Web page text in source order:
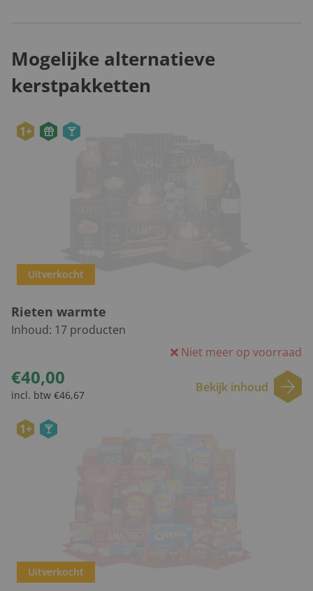
Mogelijke alternatieve
kerstpakketten
1+
Uitverkocht
Rieten warmte
Inhoud: 17 producten
Niet meer op voorraad
€40,00
incl. btw €46,67
Bekijk inhoud
1+
Uitverkocht